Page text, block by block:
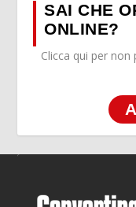
SAI CHE
ONLINE?
Clicca qui per